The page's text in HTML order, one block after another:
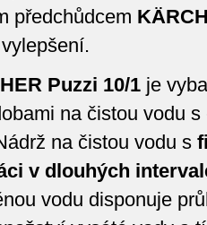
předchůdcem
Puzzi 10/1je
na čistou vodu
na čistou vodu s
v dlouhých
vodu disponuje